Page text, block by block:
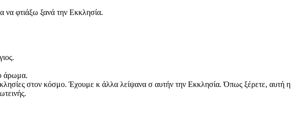
να φτιάξω ξανά την Εκκλησία.
άρωμα.
στον κόσμο. Έχουμε κ άλλα λείψανα σ αυτήν την Εκκλησία. Όπως ξέρετε, αυτή η